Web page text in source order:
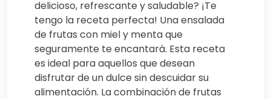
delicioso, refrescante y saludable? ¡Te
tengo la receta perfecta! Una ensalada
de frutas con miel y menta que
seguramente te encantará. Esta receta
es ideal para aquellos que desean
disfrutar de un dulce sin descuidar su
alimentación. La combinación de frutas